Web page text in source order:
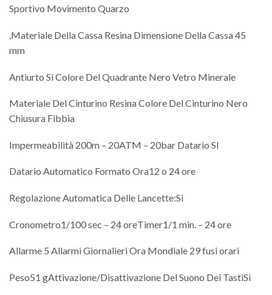
Sportivo Movimento Quarzo
,Materiale Della Cassa Resina Dimensione Della Cassa 45
mm
Antiurto Si Colore Del Quadrante Nero Vetro Minerale
Materiale Del Cinturino Resina Colore Del Cinturino Nero
Chiusura Fibbia
Impermeabilità 200m – 20ATM – 20bar Datario SI
Datario Automatico Formato Ora12 o 24 ore
Regolazione Automatica Delle Lancette:Si
Cronometro1/100 sec – 24 oreTimer1/1 min. – 24 ore
Allarme 5 Allarmi Giornalieri Ora Mondiale 29 fusi orari
Peso51 gAttivazione/Disattivazione Del Suono Dei TastiSi